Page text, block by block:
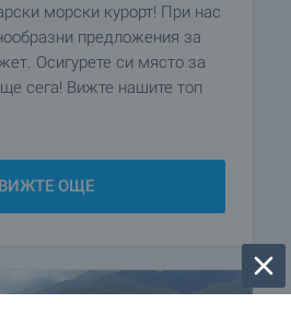
морски курорт! При нас
предложения за
Осигурете си място за
сега! Вижте нашите топ
ВИЖТЕ ОЩЕ